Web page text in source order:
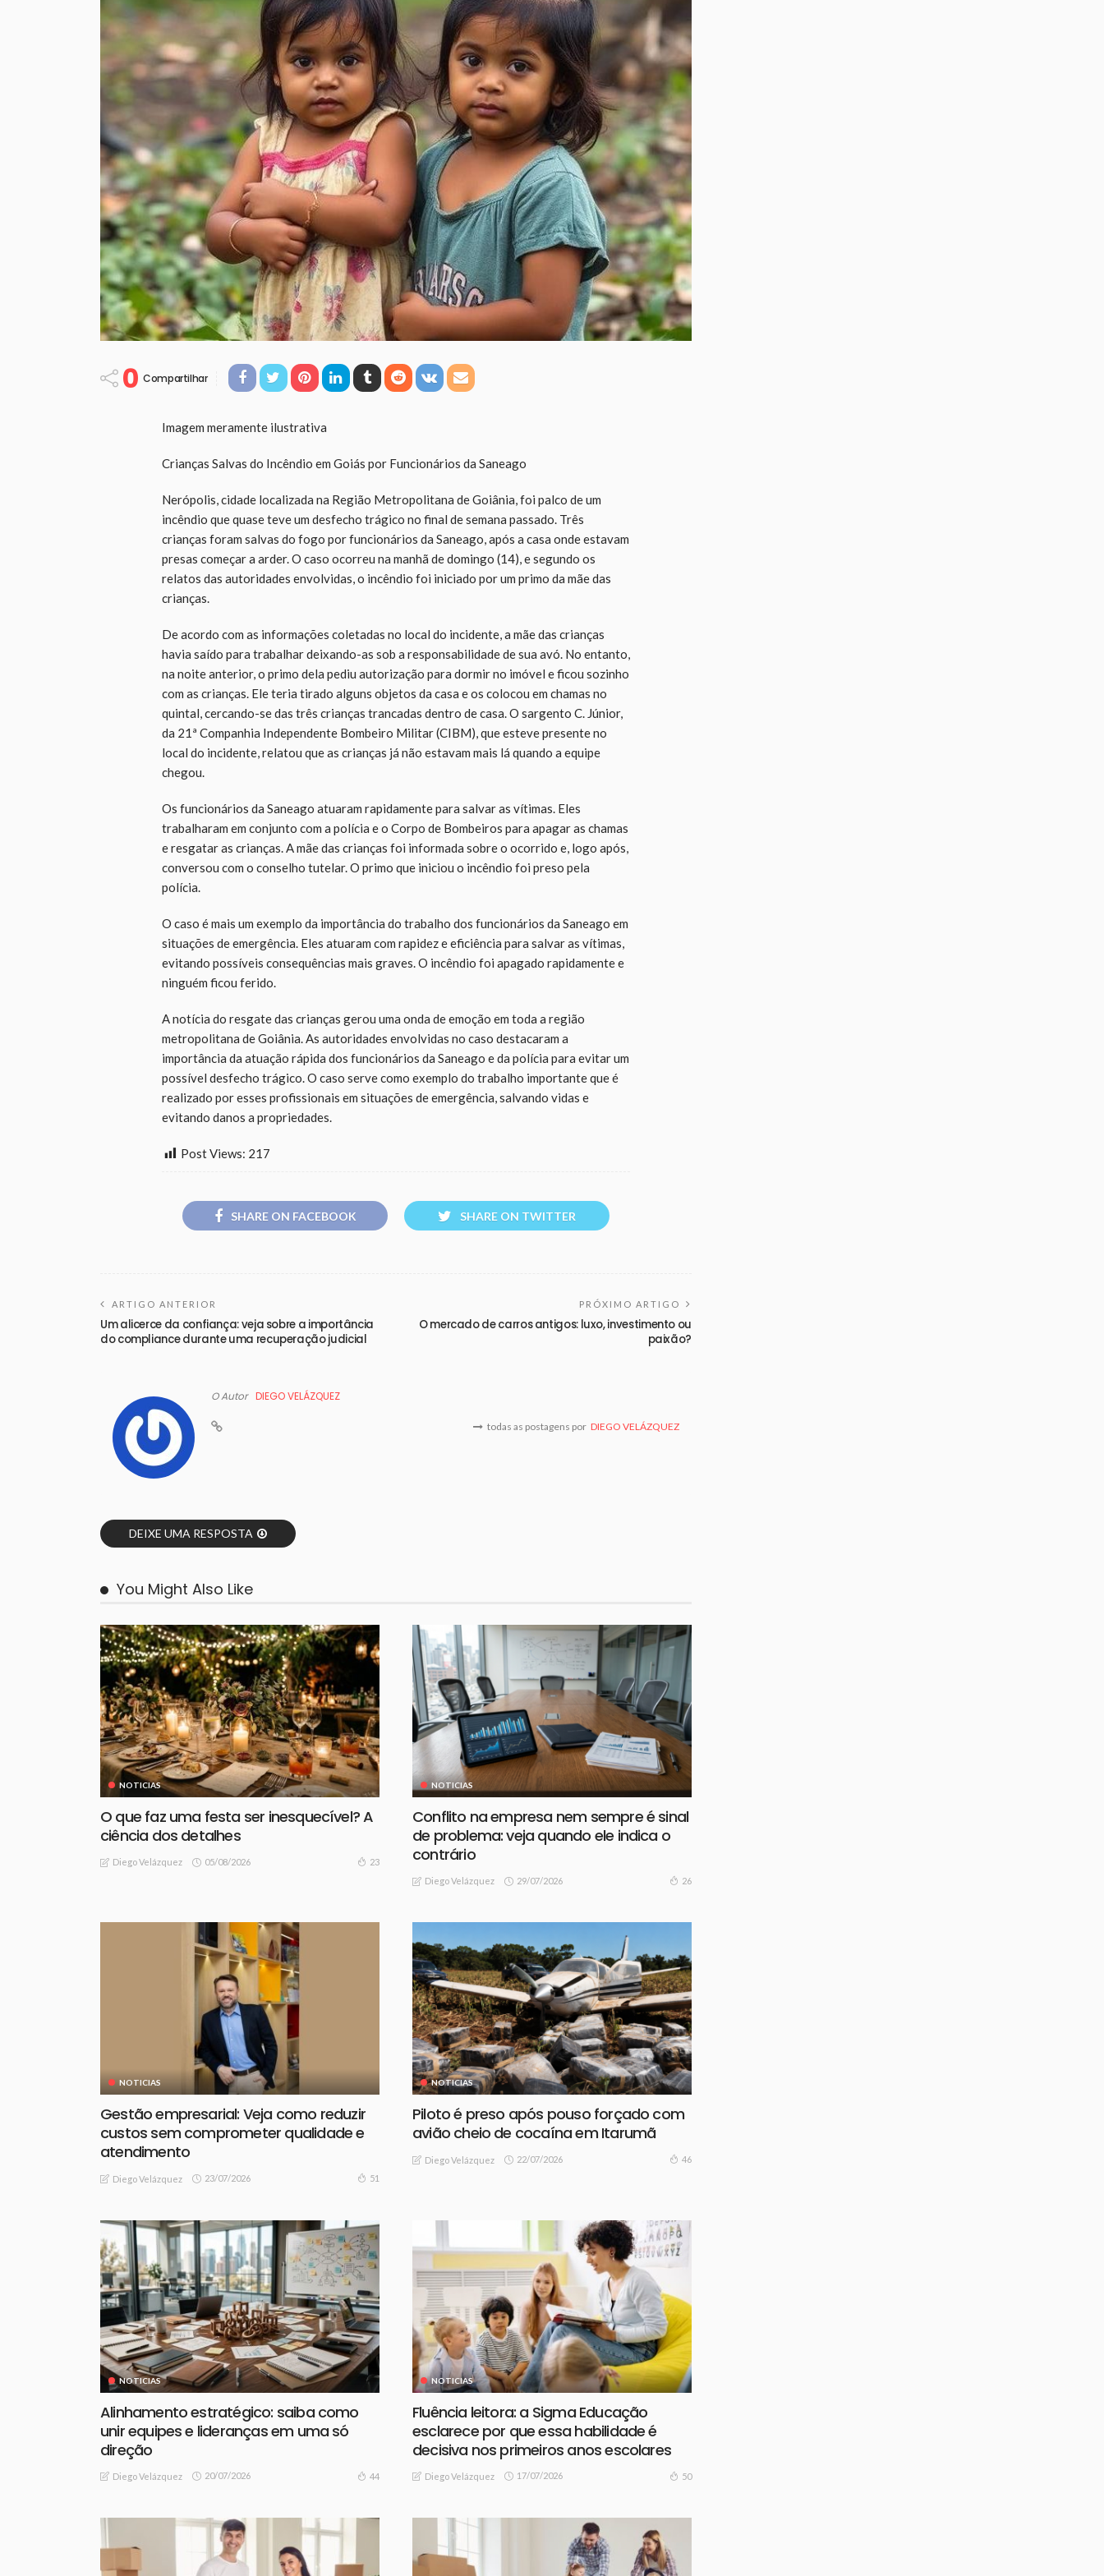
0 Compartilhar
Imagem meramente ilustrativa
Crianças Salvas do Incêndio em Goiás por Funcionários da Saneago
Nerópolis, cidade localizada na Região Metropolitana de Goiânia, foi palco de um
incêndio que quase teve um desfecho trágico no final de semana passado. Três
crianças foram salvas do fogo por funcionários da Saneago, após a casa onde estavam
presas começar a arder. O caso ocorreu na manhã de domingo (14), e segundo os
relatos das autoridades envolvidas, o incêndio foi iniciado por um primo da mãe das
crianças.
De acordo com as informações coletadas no local do incidente, a mãe das crianças
havia saído para trabalhar deixando-as sob a responsabilidade de sua avó. No entanto,
na noite anterior, o primo dela pediu autorização para dormir no imóvel e ficou sozinho
com as crianças. Ele teria tirado alguns objetos da casa e os colocou em chamas no
quintal, cercando-se das três crianças trancadas dentro de casa. O sargento C. Júnior,
da 21ª Companhia Independente Bombeiro Militar (CIBM), que esteve presente no
local do incidente, relatou que as crianças já não estavam mais lá quando a equipe
chegou.
Os funcionários da Saneago atuaram rapidamente para salvar as vítimas. Eles
trabalharam em conjunto com a polícia e o Corpo de Bombeiros para apagar as chamas
e resgatar as crianças. A mãe das crianças foi informada sobre o ocorrido e, logo após,
conversou com o conselho tutelar. O primo que iniciou o incêndio foi preso pela
polícia.
O caso é mais um exemplo da importância do trabalho dos funcionários da Saneago em
situações de emergência. Eles atuaram com rapidez e eficiência para salvar as vítimas,
evitando possíveis consequências mais graves. O incêndio foi apagado rapidamente e
ninguém ficou ferido.
A notícia do resgate das crianças gerou uma onda de emoção em toda a região
metropolitana de Goiânia. As autoridades envolvidas no caso destacaram a
importância da atuação rápida dos funcionários da Saneago e da polícia para evitar um
possível desfecho trágico. O caso serve como exemplo do trabalho importante que é
realizado por esses profissionais em situações de emergência, salvando vidas e
evitando danos a propriedades.
Post Views: 217
SHARE ON FACEBOOK SHARE ON TWITTER
ARTIGO ANTERIOR
Um alicerce da confiança: veja sobre a importância
do compliance durante uma recuperação judicial
PRÓXIMO ARTIGO
O mercado de carros antigos: luxo, investimento ou
paixão?
O Autor DIEGO VELÁZQUEZ
todas as postagens por DIEGO VELÁZQUEZ
DEIXE UMA RESPOSTA
You Might Also Like
NOTICIAS
O que faz uma festa ser inesquecível? A
ciência dos detalhes
Diego Velázquez 05/08/2026 23
NOTICIAS
Conflito na empresa nem sempre é sinal
de problema: veja quando ele indica o
contrário
Diego Velázquez 29/07/2026 26
NOTICIAS
Gestão empresarial: Veja como reduzir
custos sem comprometer qualidade e
atendimento
Diego Velázquez 23/07/2026 51
NOTICIAS
Piloto é preso após pouso forçado com
avião cheio de cocaína em Itarumã
Diego Velázquez 22/07/2026 46
NOTICIAS
Alinhamento estratégico: saiba como
unir equipes e lideranças em uma só
direção
Diego Velázquez 20/07/2026 44
NOTICIAS
Fluência leitora: a Sigma Educação
esclarece por que essa habilidade é
decisiva nos primeiros anos escolares
Diego Velázquez 17/07/2026 50